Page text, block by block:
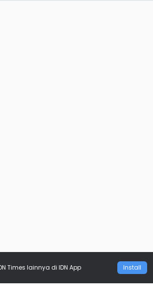
Times lainnya di IDN App Install